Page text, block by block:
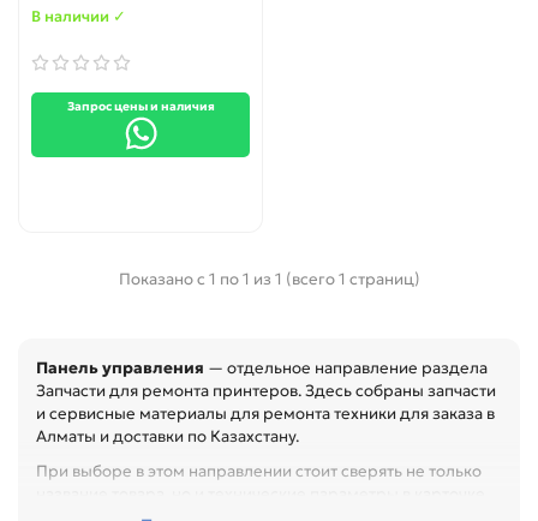
В наличии ✓
Запрос цены и наличия
Показано с 1 по 1 из 1 (всего 1 страниц)
Панель управления — отдельное направление раздела
Запчасти для ремонта принтеров. Здесь собраны запчасти
и сервисные материалы для ремонта техники для заказа в
Алматы и доставки по Казахстану.
При выборе в этом направлении стоит сверять не только